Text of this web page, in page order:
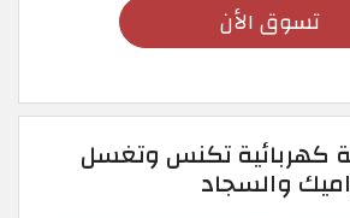
تسوق الأن
تكنس وتغسل